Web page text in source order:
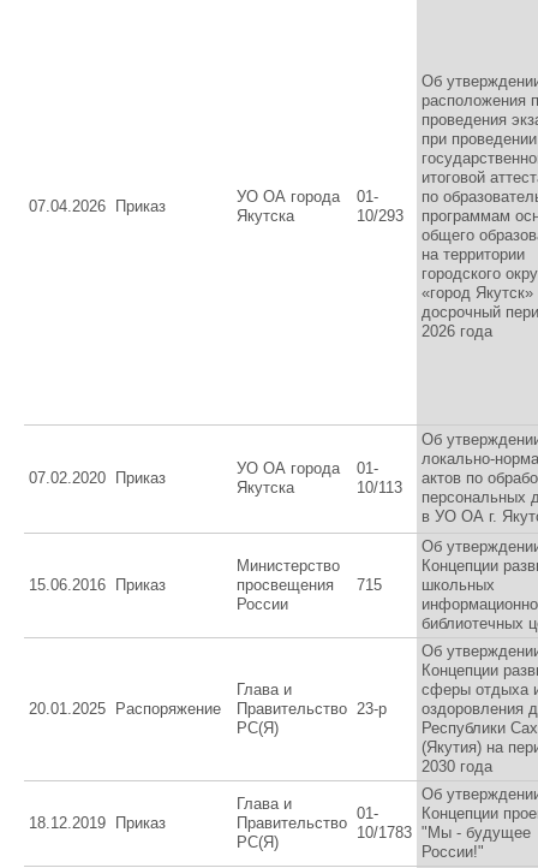
07.04.2026 Приказ
УО ОА города
Якутска
01-
10/293
Об
расположения
проведения
при проведении
итоговой
по
программам
общего
на территории
городского
«город Якутск»
досрочный
2026 года
07.02.2020 Приказ
УО ОА города
Якутска
01-
10/113
Об
локально-
актов по
персональных
в УО ОА г.
15.06.2016 Приказ
Министерство
просвещения
России
715
Об
Концепции
школьных
библиотечных
20.01.2025 Распоряжение
Глава и
Правительство
РС(Я)
23-р
Об
Концепции
сферы отдыха
оздоровления
Республики
(Якутия) на
2030 года
18.12.2019 Приказ
Глава и
Правительство
РС(Я)
01-
10/1783
Об
Концепции
"Мы - будущее
России!"